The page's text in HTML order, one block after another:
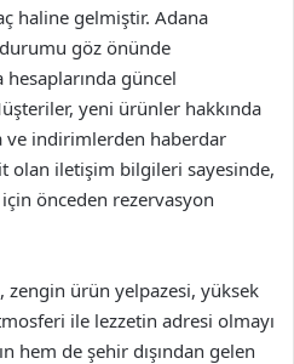
haline gelmiştir. Adana
göz önünde
güncel
yeni ürünler hakkında
ve indirimlerden haberdar
olan iletişim bilgileri sayesinde,
önceden rezervasyon
zengin ürün yelpazesi, yüksek
ile lezzetin adresi olmayı
hem de şehir dışından gelen